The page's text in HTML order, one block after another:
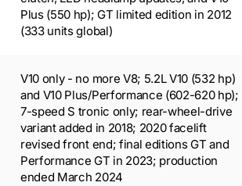
Plus (550 hp); GT limited edition in 2012
(333 units global)
V10 only - no more V8; 5.2L V10 (532 hp)
and V10 Plus/Performance (602-620 hp);
7-speed S tronic only; rear-wheel-drive
variant added in 2018; 2020 facelift
revised front end; final editions GT and
Performance GT in 2023; production
ended March 2024